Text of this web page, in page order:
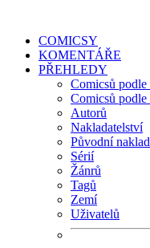
COMICSY
KOMENTÁŘE
PŘEHLEDY
Comicsů
Comicsů
Autorů
Nakladatelství
Původní
Sérií
Žánrů
Tagů
Zemí
Uživatelů